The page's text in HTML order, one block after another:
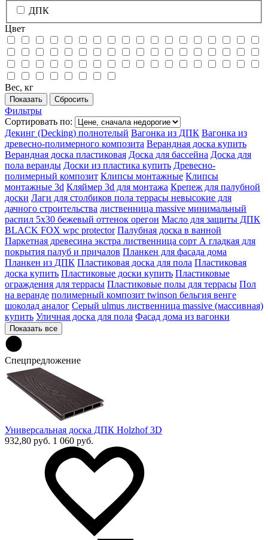
ДПК
Цвет
Вес, кг
Фильтры
Сортировать по:
Декинг (Decking) полнотелый Вагонка из ДПК Вагонка из
древесно-полимерного композита Верандная доска купить
Верандная доска пластиковая Доска для бассейна Доска для
пола веранды Доски из пластика купить Древесно-
полимерный композит Клипсы монтажные Клипсы
монтажные 3d Кляймер 3d для монтажа Крепеж для палубной
доски Лаги для столбиков пола террасы невысокие для
дачного строительства лиственница massive минимальный
распил 5х30 бежевый оттенок орегон Масло для защиты ДПК
BLACK FOX wpc protector Палубная доска в ванной
Паркетная древесина экстра лиственница сорт А гладкая для
покрытия палуб и причалов Планкен для фасада дома
Планкен из ДПК Пластиковая доска для пола Пластиковая
доска купить Пластиковые доски купить Пластиковые
ограждения для террасы Пластиковые полы для террасы Пол
на веранде полимерный композит twinson бельгия венге
шоколад аналог Серый ulmus лиственница massive (массивная)
купить Уличная доска для пола Фасад дома из вагонки
Показать все
Спецпредложение
Универсальная доска ДПК Holzhof 3D
932,80 руб. 1 060 руб.